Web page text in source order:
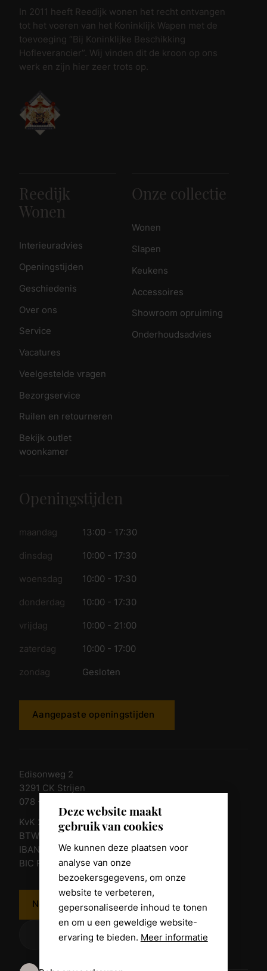
Deze website maakt
gebruik van cookies
We kunnen deze plaatsen voor
analyse van onze
bezoekersgegevens, om onze
website te verbeteren,
gepersonaliseerde inhoud te tonen
en om u een geweldige website-
ervaring te bieden. Meer informatie
In 2011 heeft Reedijk wonen het recht ontvangen
tot het voeren van het Koninklijk Wapen met de
toevoeging “Bij Koninklijke Beschikking
Hofleverancier”. Wij vinden dit de kroon op ons
werk en zijn hier zeer trots op.
Reedijk
Wonen
Interieuradvies
Openingstijden
Geschiedenis
Over ons
Service
Vacatures
Veelgestelde vragen
Bezorgservice
Ruilen en retourneren
Bekijk outlet
woonkamer
Onze collectie
Wonen
Slapen
Keukens
Accessoires
Showroom opruiming
Onderhoudsadvies
Openingstijden
maandag 13:00 - 17:30
dinsdag 10:00 - 17:30
woensdag 10:00 - 17:30
donderdag 10:00 - 17:30
vrijdag 10:00 - 21:00
zaterdag 10:00 - 17:00
zondag Gesloten
Aangepaste openingstijden
Edisonweg 2
3291 CK Strijen
078 - 674 84 85
KvK 23011135
BTW nr. NL 805098938.B.01
IBAN NL10 RABO 0361 8039 58
BIC RABONL2U
Neem contact op